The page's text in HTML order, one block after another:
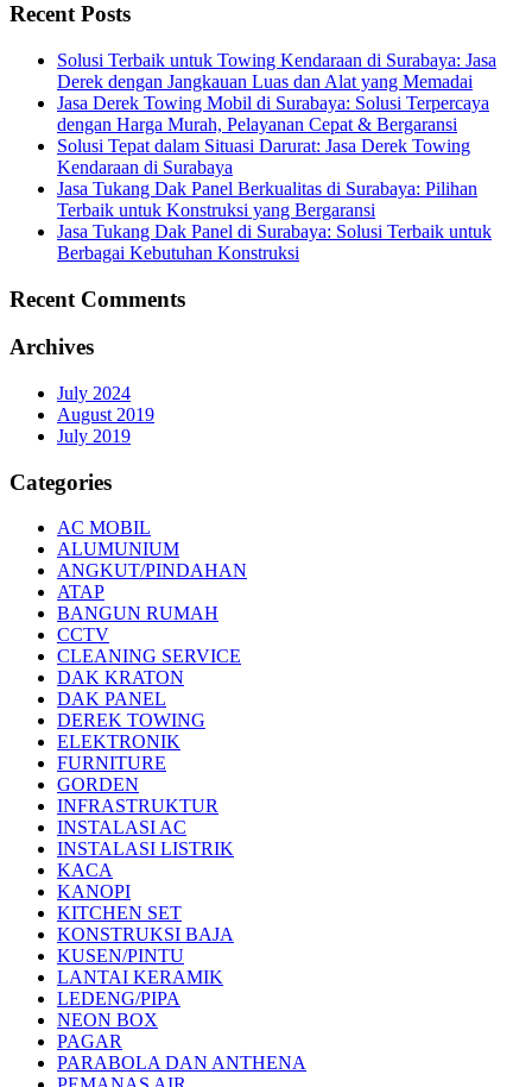
Recent Posts
Solusi Terbaik untuk Towing Kendaraan di Surabaya: Jasa
Derek dengan Jangkauan Luas dan Alat yang Memadai
Jasa Derek Towing Mobil di Surabaya: Solusi Terpercaya
dengan Harga Murah, Pelayanan Cepat & Bergaransi
Solusi Tepat dalam Situasi Darurat: Jasa Derek Towing
Kendaraan di Surabaya
Jasa Tukang Dak Panel Berkualitas di Surabaya: Pilihan
Terbaik untuk Konstruksi yang Bergaransi
Jasa Tukang Dak Panel di Surabaya: Solusi Terbaik untuk
Berbagai Kebutuhan Konstruksi
Recent Comments
Archives
July 2024
August 2019
July 2019
Categories
AC MOBIL
ALUMUNIUM
ANGKUT/PINDAHAN
ATAP
BANGUN RUMAH
CCTV
CLEANING SERVICE
DAK KRATON
DAK PANEL
DEREK TOWING
ELEKTRONIK
FURNITURE
GORDEN
INFRASTRUKTUR
INSTALASI AC
INSTALASI LISTRIK
KACA
KANOPI
KITCHEN SET
KONSTRUKSI BAJA
KUSEN/PINTU
LANTAI KERAMIK
LEDENG/PIPA
NEON BOX
PAGAR
PARABOLA DAN ANTHENA